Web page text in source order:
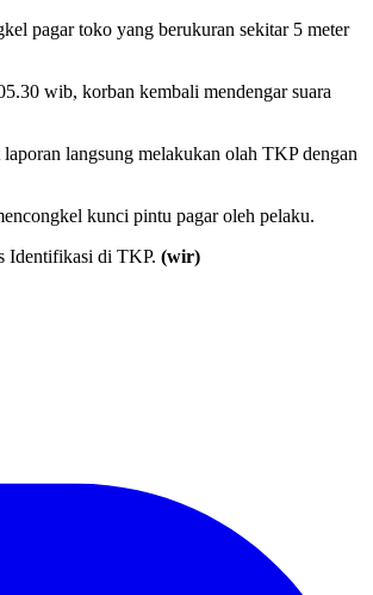
pagar toko yang berukuran sekitar 5 meter
wib, korban kembali mendengar suara
langsung melakukan olah TKP dengan
kunci pintu pagar oleh pelaku.
Identifikasi di TKP. (wir)